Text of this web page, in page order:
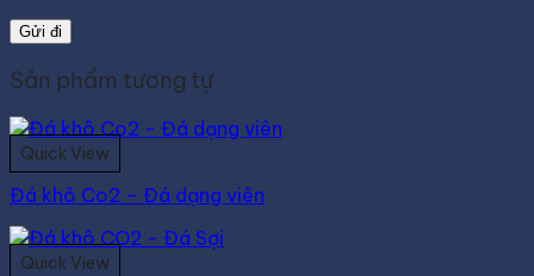
Sản phẩm tương tự
Quick View
Đá khô Co2 – Đá dạng viên
Quick View